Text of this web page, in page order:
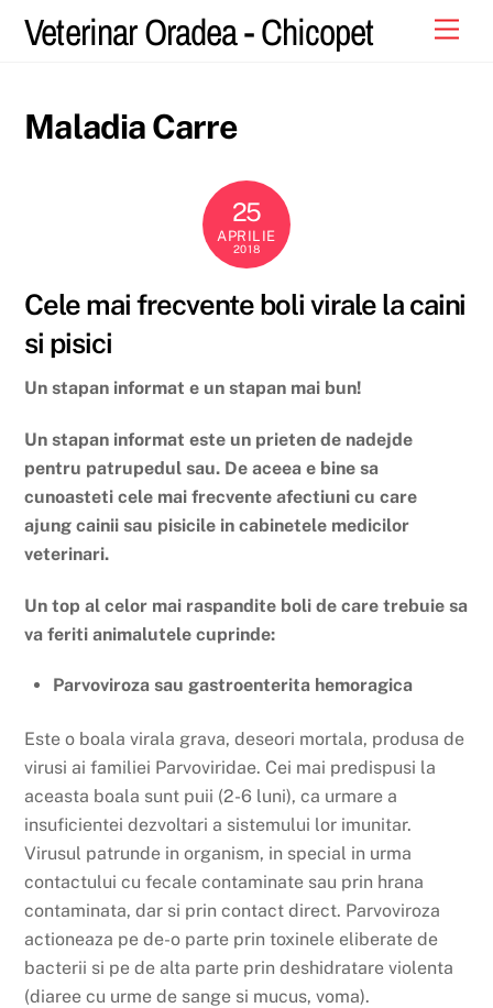
Veterinar Oradea - Chicopet
Maladia Carre
25
APRILIE
2018
Cele mai frecvente boli virale la caini
si pisici
Un stapan informat e un stapan mai bun!
Un stapan informat este un prieten de nadejde
pentru patrupedul sau. De aceea e bine sa
cunoasteti cele mai frecvente afectiuni cu care
ajung cainii sau pisicile in cabinetele medicilor
veterinari.
Un top al celor mai raspandite boli de care trebuie sa
va feriti animalutele cuprinde:
Parvoviroza sau gastroenterita hemoragica
Este o boala virala grava, deseori mortala, produsa de
virusi ai familiei Parvoviridae. Cei mai predispusi la
aceasta boala sunt puii (2-6 luni), ca urmare a
insuficientei dezvoltari a sistemului lor imunitar.
Virusul patrunde in organism, in special in urma
contactului cu fecale contaminate sau prin hrana
contaminata, dar si prin contact direct. Parvoviroza
actioneaza pe de-o parte prin toxinele eliberate de
bacterii si pe de alta parte prin deshidratare violenta
(diaree cu urme de sange si mucus, voma).